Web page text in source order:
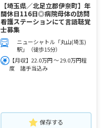
【埼玉県／北足立郡伊奈町】年
間休日116日◎病院母体の訪問
看護ステーションにて言語聴覚
士募集
ニューシャトル「丸山(埼玉)
駅」（徒歩15分）
【月収】22.0万円 ～ 29.0万円程
度 諸手当込み
保存する